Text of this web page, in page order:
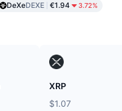
DeXeDEXE €1.94 3.72%
XRP
$1.07